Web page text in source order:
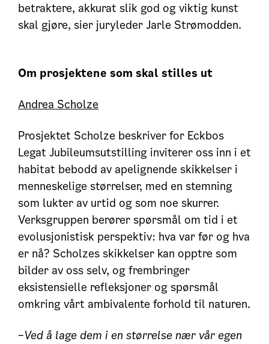
betraktere, akkurat slik god og viktig kunst
skal gjøre, sier juryleder Jarle Strømodden.
Om prosjektene som skal stilles ut
Andrea Scholze
Prosjektet Scholze beskriver for Eckbos
Legat Jubileumsutstilling inviterer oss inn i et
habitat bebodd av apelignende skikkelser i
menneskelige størrelser, med en stemning
som lukter av urtid og som noe skurrer.
Verksgruppen berører spørsmål om tid i et
evolusjonistisk perspektiv: hva var før og hva
er nå? Scholzes skikkelser kan opptre som
bilder av oss selv, og frembringer
eksistensielle refleksjoner og spørsmål
omkring vårt ambivalente forhold til naturen.
–Ved å lage dem i en størrelse nær vår egen